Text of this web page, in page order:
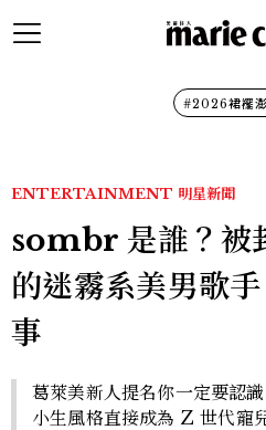
#2026裙襬
ENTERTAINMENT 明星新聞
sombr 是誰？被
的迷霧系美男歌
事
葛萊美新人提名你一定要認
小生風格直接成為 Z 世代